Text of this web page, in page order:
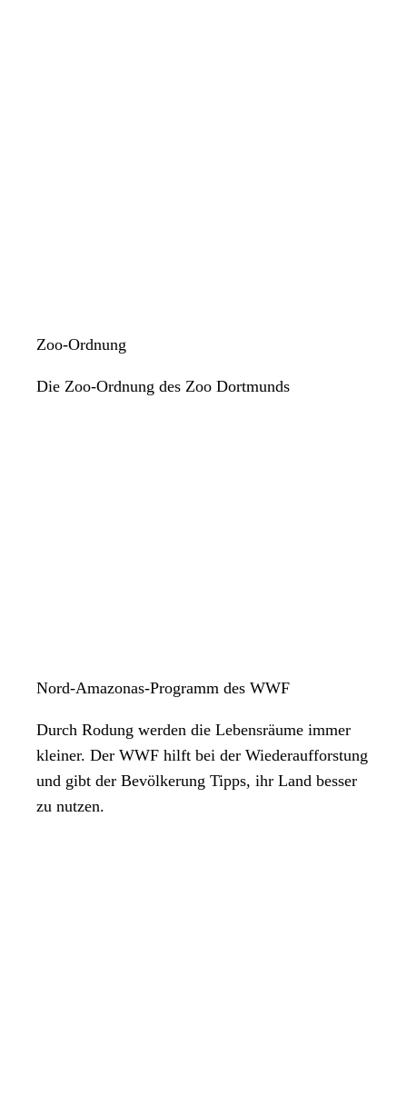
Zoo-Ordnung
Die Zoo-Ordnung des Zoo Dortmunds
Nord-Amazonas-Programm des WWF
Durch Rodung werden die Lebensräume immer
kleiner. Der WWF hilft bei der Wiederaufforstung
und gibt der Bevölkerung Tipps, ihr Land besser
zu nutzen.